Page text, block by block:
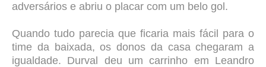
adversários e abriu o placar com um belo gol.
Quando tudo parecia que ficaria mais fácil para o
time da baixada, os donos da casa chegaram a
igualdade. Durval deu um carrinho em Leandro